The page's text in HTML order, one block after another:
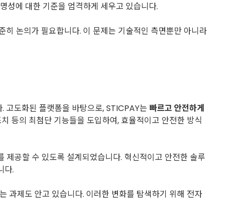
성에 대한 기준을 엄격하게 세우고 있습니다.
논의가 필요합니다. 이 문제는 기술적인 측면뿐만 아니라
고도화된 플랫폼을 바탕으로, STICPAY는 빠르고 안전하게
등의 최첨단 기능들을 도입하여, 효율적이고 안전한 방식
공할 수 있도록 설계되었습니다. 혁신적이고 안전한 솔루
다.
과제도 안고 있습니다. 이러한 변화를 탐색하기 위해 전자